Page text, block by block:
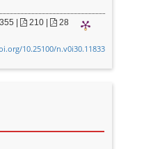
355 | 210 | 28
10.25100/n.v0i30.11833